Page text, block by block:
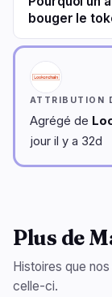
bouger le
ATTRIBUTION
Agrégé de
jour il y a 32d
Plus de
Histoires que
celle-ci.